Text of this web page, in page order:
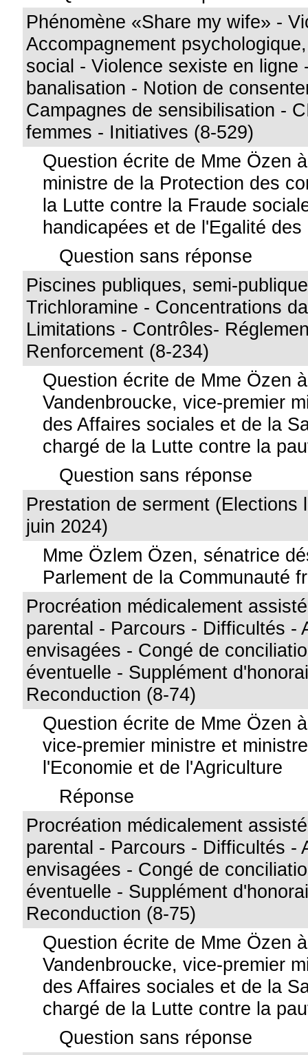
Phénomène «Share my wife» -
Accompagnement
social - Violence sexiste en ligne
banalisation - Notion de
Campagnes de sensibilisation -
femmes - Initiatives (8-529)
Question écrite de Mme Özen
ministre de la Protection des
la Lutte contre la Fraude
handicapées et de l'Egalité des
Question sans réponse
Piscines publiques, semi-
Trichloramine - Concentrations
Limitations - Contrôles-
Renforcement (8-234)
Question écrite de Mme Özen
Vandenbroucke, vice-premier
des Affaires sociales et de la
chargé de la Lutte contre la
Question sans réponse
Prestation de serment (Elections
juin 2024)
Mme Özlem Özen, sénatrice
Parlement de la Communauté
Procréation médicalement
parental - Parcours - Difficultés -
envisagées - Congé de
éventuelle - Supplément
Reconduction (8-74)
Question écrite de Mme Özen
vice-premier ministre et
l'Economie et de l'Agriculture
Réponse
Procréation médicalement
parental - Parcours - Difficultés -
envisagées - Congé de
éventuelle - Supplément
Reconduction (8-75)
Question écrite de Mme Özen
Vandenbroucke, vice-premier
des Affaires sociales et de la
chargé de la Lutte contre la
Question sans réponse